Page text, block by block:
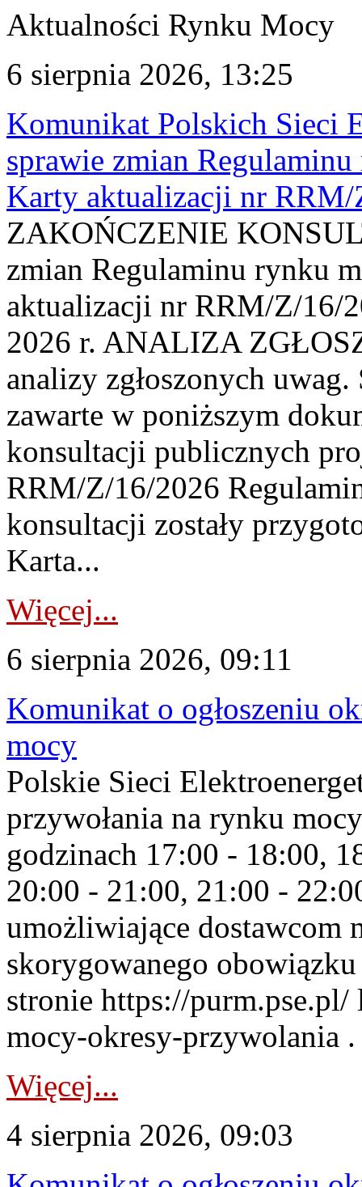
Aktualności Rynku Mocy
6 sierpnia 2026, 13:25
Komunikat Polskich Sieci
sprawie zmian
Karty aktualizacji nr
ZAKOŃCZENIE
zmian Regulaminu rynku
aktualizacji nr RRM/Z/16/
2026 r. ANALIZA
analizy zgłoszonych
zawarte w poniższym
konsultacji publicznych
RRM/Z/16/2026
konsultacji zostały
Karta...
Więcej...
6 sierpnia 2026, 09:11
Komunikat o ogłoszeniu
mocy
Polskie Sieci
przywołania na rynku
godzinach 17:00 - 18:00,
20:00 - 21:00, 21:00 -
umożliwiające dostawcom
skorygowanego
stronie https://
mocy-okresy-przywolania
Więcej...
4 sierpnia 2026, 09:03